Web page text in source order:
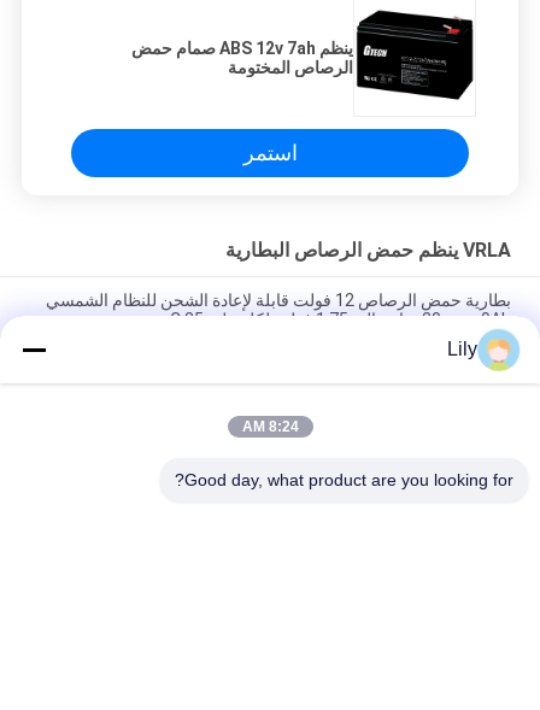
ينظم ABS 12v 7ah صمام حمض
الرصاص المختومة
استمر
VRLA ينظم حمض الرصاص البطارية
بطارية حمض الرصاص 12 فولت قابلة لإعادة الشحن للنظام الشمسي
9Ah سعة 20 ساعة إلى 1.75 فولت لكل خلية 25 C
UPS,Telecom,solar system,alarm system
2.05kg weight 12v sealed valve regulated rechargeable
Lily
8:24 AM
Good day, what product are you looking for?